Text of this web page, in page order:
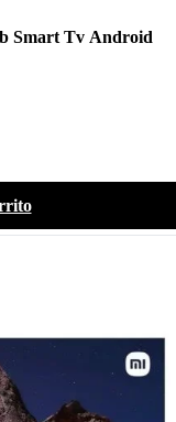
Smart Tv Android